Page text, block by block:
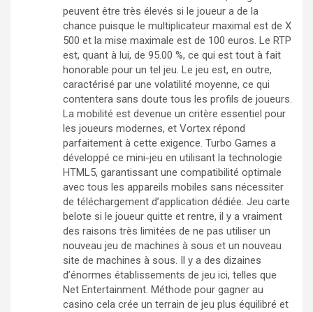
peuvent être très élevés si le joueur a de la
chance puisque le multiplicateur maximal est de X
500 et la mise maximale est de 100 euros. Le RTP
est, quant à lui, de 95.00 %, ce qui est tout à fait
honorable pour un tel jeu. Le jeu est, en outre,
caractérisé par une volatilité moyenne, ce qui
contentera sans doute tous les profils de joueurs.
La mobilité est devenue un critère essentiel pour
les joueurs modernes, et Vortex répond
parfaitement à cette exigence. Turbo Games a
développé ce mini-jeu en utilisant la technologie
HTML5, garantissant une compatibilité optimale
avec tous les appareils mobiles sans nécessiter
de téléchargement d’application dédiée. Jeu carte
belote si le joueur quitte et rentre, il y a vraiment
des raisons très limitées de ne pas utiliser un
nouveau jeu de machines à sous et un nouveau
site de machines à sous. Il y a des dizaines
d’énormes établissements de jeu ici, telles que
Net Entertainment. Méthode pour gagner au
casino cela crée un terrain de jeu plus équilibré et